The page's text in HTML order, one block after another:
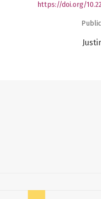
https://doi.org/